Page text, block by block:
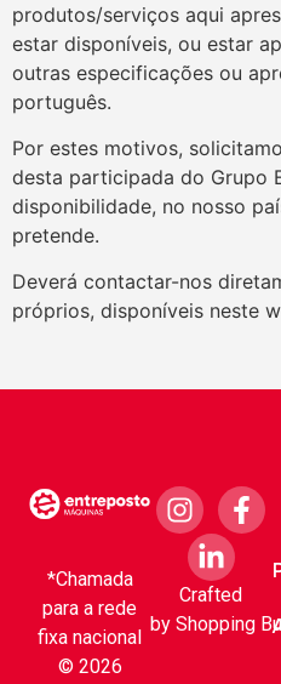
produtos/serviços aqui
estar disponíveis, ou estar
outras especificações ou
português.
Por estes motivos,
desta participada do Grupo
disponibilidade, no nosso
pretende.
Deverá contactar-nos
próprios, disponíveis neste
*Chamada
para a rede
fixa nacional
© 2026
Crafted
by Shopping